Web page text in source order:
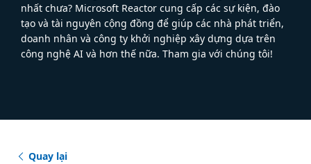
nhất chưa? Microsoft Reactor cung cấp các sự kiện, đào
tạo và tài nguyên cộng đồng để giúp các nhà phát triển,
doanh nhân và công ty khởi nghiệp xây dựng dựa trên
công nghệ AI và hơn thế nữa. Tham gia với chúng tôi!
Quay lại